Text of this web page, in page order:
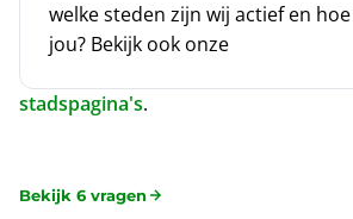
welke steden zijn wij actief en
jou? Bekijk ook onze
stadspagina's.
Bekijk 6 vragen